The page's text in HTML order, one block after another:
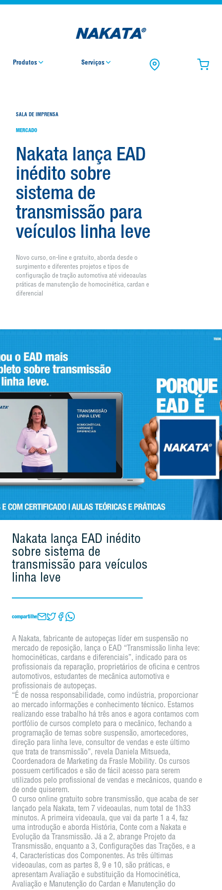
Produtos Serviços
SALA DE IMPRENSA
MERCADO
Nakata lança EAD
inédito sobre
sistema de
transmissão para
veículos linha leve
Novo curso, on-line e gratuito, aborda desde o
surgimento e diferentes projetos e tipos de
configuração de tração automotiva até videoaulas
práticas de manutenção de homocinética, cardan e
diferencial
Nakata lança EAD inédito
sobre sistema de
transmissão para veículos
linha leve
compartilhe
A Nakata, fabricante de autopeças líder em suspensão no
mercado de reposição, lança o EAD “Transmissão linha leve:
homocinéticas, cardans e diferenciais”, indicado para os
profissionais da reparação, proprietários de oficina e centros
automotivos, estudantes de mecânica automotiva e
profissionais de autopeças.
“É de nossa responsabilidade, como indústria, proporcionar
ao mercado informações e conhecimento técnico. Estamos
realizando esse trabalho há três anos e agora contamos com
portfólio de cursos completo para o mecânico, fechando a
programação de temas sobre suspensão, amortecedores,
direção para linha leve, consultor de vendas e este último
que trata de transmissão”, revela Daniela Mitsueda,
Coordenadora de Marketing da Frasle Mobility. Os cursos
possuem certificados e são de fácil acesso para serem
utilizados pelo profissional de vendas e mecânicos, quando e
de onde quiserem.
O curso online gratuito sobre transmissão, que acaba de ser
lançado pela Nakata, tem 7 videoaulas, num total de 1h33
minutos. A primeira videoaula, que vai da parte 1 a 4, faz
uma introdução e aborda História, Conte com a Nakata e
Evolução da Transmissão. Já a 2, abrange Projeto da
Transmissão, enquanto a 3, Configurações das Trações, e a
4, Características dos Componentes. As três últimas
videoaulas, com as partes 8, 9 e 10, são práticas, e
apresentam Avaliação e substituição da Homocinética,
Avaliação e Manutenção do Cardan e Manutenção do